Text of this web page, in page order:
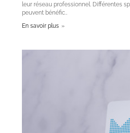
leur réseau professionnel. Différentes
peuvent bénéfic..
En savoir plus